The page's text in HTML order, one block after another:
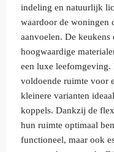
indeling en natuurlijk
waardoor de woningen
aanvoelen. De
hoogwaardige
een luxe leefomgeving.
voldoende ruimte voor
kleinere varianten
koppels. Dankzij de
hun ruimte optimaal
functioneel, maar ook